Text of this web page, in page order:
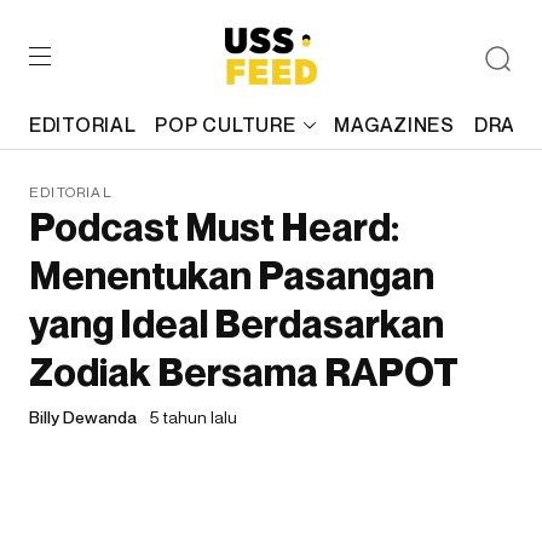
EDITORIAL POP CULTURE MAGAZINES
EDITORIAL
Podcast Must Heard:
Menentukan Pasangan
yang Ideal Berdasarkan
Zodiak Bersama RAPOT
Billy Dewanda 5 tahun lalu